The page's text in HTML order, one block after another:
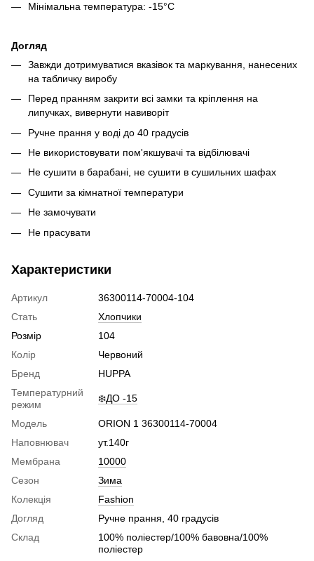
Мінімальна температура: -15°C
Догляд
Завжди дотримуватися вказівок та маркування, нанесених
на табличку виробу
Перед пранням закрити всі замки та кріплення на
липучках, вивернути навиворіт
Ручне прання у воді до 40 градусів
Не використовувати пом'якшувачі та відбілювачі
Не сушити в барабані, не сушити в сушильних шафах
Сушити за кімнатної температури
Не замочувати
Не прасувати
Характеристики
Артикул
36300114-70004-104
Стать
Хлопчики
Розмір
104
Колір
Червоний
Бренд
HUPPA
Температурний
режим
❄️ДО -15
Модель
ORION 1 36300114-70004
Наповнювач
ут.140г
Мембрана
10000
Сезон
Зима
Колекція
Fashion
Догляд
Ручне прання, 40 градусів
Склад
100% поліестер/100% бавовна/100%
поліестер